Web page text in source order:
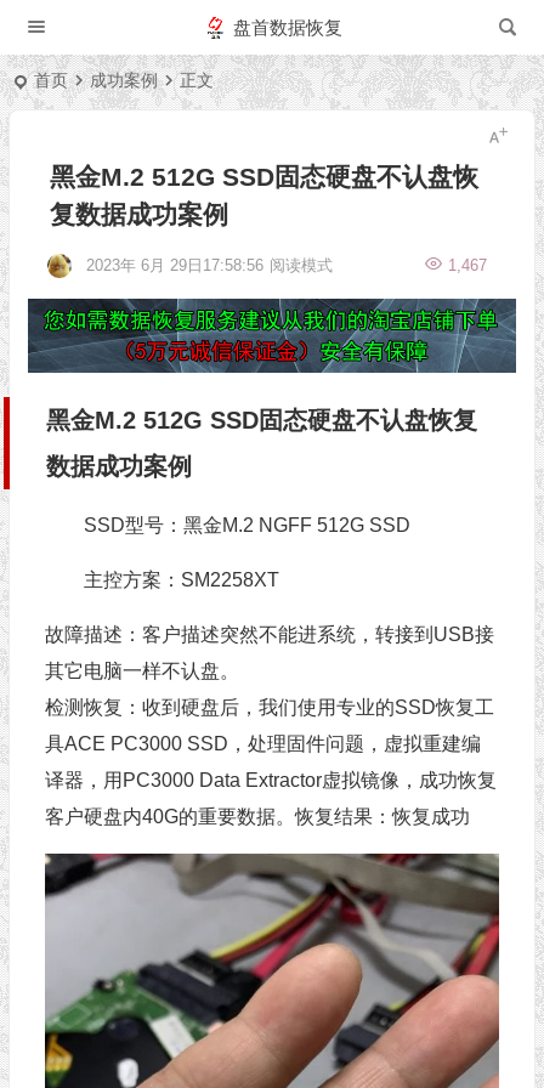
盘首数据恢复
首页 成功案例 正文
黑金M.2 512G SSD固态硬盘不认盘恢
复数据成功案例
2023年 6月 29日17:58:56 1,467
阅读模式
黑金M.2 512G SSD固态硬盘不认盘恢复
数据成功案例
SSD型号：黑金M.2 NGFF 512G SSD
主控方案：SM2258XT
故障描述：客户描述突然不能进系统，转接到USB接
其它电脑一样不认盘。
检测恢复：收到硬盘后，我们使用专业的SSD恢复工
具ACE PC3000 SSD，处理固件问题，虚拟重建编
译器，用PC3000 Data Extractor虚拟镜像，成功恢复
客户硬盘内40G的重要数据。恢复结果：恢复成功